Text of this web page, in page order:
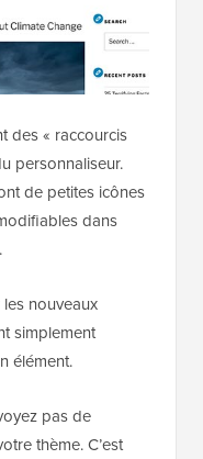
des « raccourcis
personnaliseur.
de petites icônes
dans
nouveaux
simplement
élément.
pas de
thème. C’est